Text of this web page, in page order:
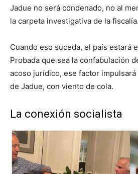
Jadue no será condenado, no al
la carpeta investigativa de la fiscalía.
Cuando eso suceda, el país estará
Probada que sea la confabulación
acoso jurídico, ese factor
de Jadue, con viento de cola.
La conexión socialista